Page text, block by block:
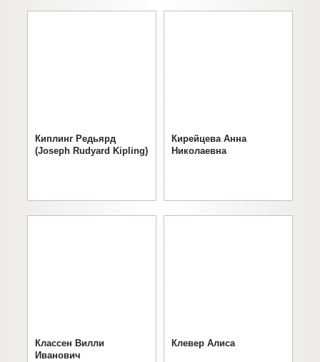
Киплинг Редьярд
(Joseph Rudyard Kipling)
Кирейцева Анна
Николаевна
Классен Вилли
Иванович
Клевер Алиса